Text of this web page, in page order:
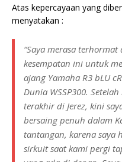
Atas kepercayaan yang
menyatakan :
“Saya merasa
kesempatan ini untuk
ajang Yamaha R3 bLU
Dunia WSSP300.
terakhir di Jerez, kini
bersaing penuh dalam
tantangan, karena saya
sirkuit saat kami pergi